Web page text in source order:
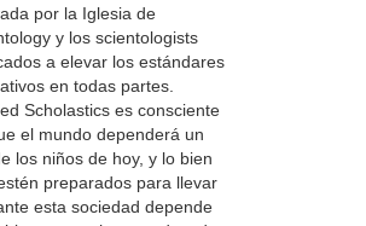
por la Iglesia de
y los scientologists
a elevar los estándares
en todas partes.
Scholastics es consciente
el mundo dependerá un
los niños de hoy, y lo bien
preparados para llevar
esta sociedad depende